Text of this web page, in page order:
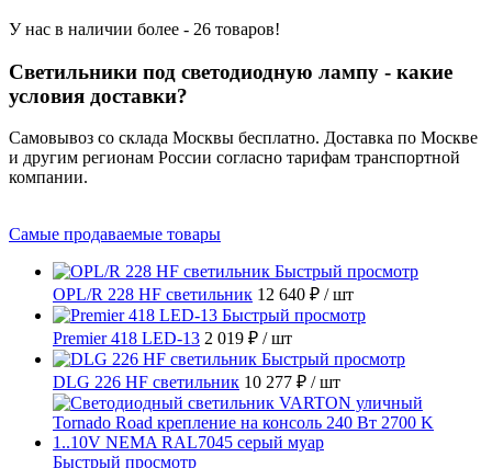
У нас в наличии более - 26 товаров!
Светильники под светодиодную лампу - какие
условия доставки?
Самовывоз со склада Москвы бесплатно. Доставка по Москве
и другим регионам России согласно тарифам транспортной
компании.
Самые продаваемые товары
Быстрый просмотр
OPL/R 228 HF светильник 12 640 ₽ / шт
Быстрый просмотр
Premier 418 LED-13 2 019 ₽ / шт
Быстрый просмотр
DLG 226 HF светильник 10 277 ₽ / шт
Быстрый просмотр